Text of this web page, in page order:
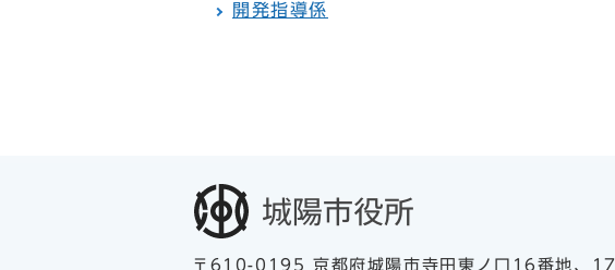
開発指導係
〒610-0195 京都府城陽市寺田東ノ口16番地、17